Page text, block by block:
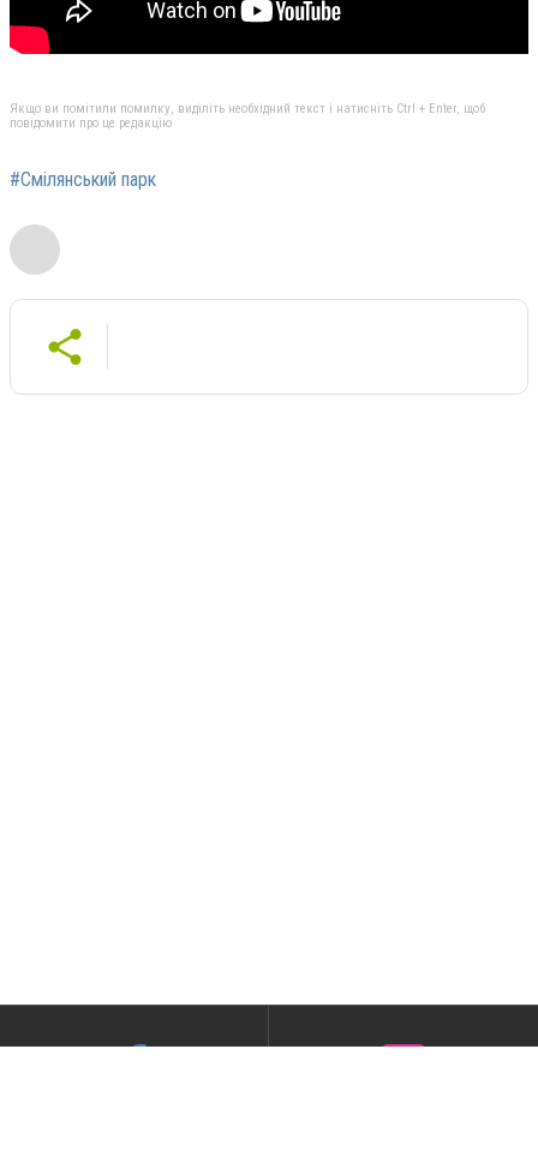
Якщо ви помітили помилку, виділіть необхідний текст і натисніть Ctrl + Enter, щоб
повідомити про це редакцію
#Смілянський парк